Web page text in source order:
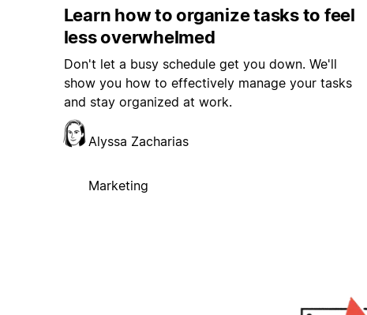
Learn how to organize tasks to feel
less overwhelmed
Don't let a busy schedule get you down. We'll
show you how to effectively manage your tasks
and stay organized at work.
Alyssa Zacharias
Marketing